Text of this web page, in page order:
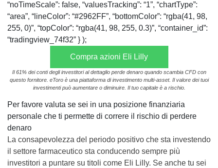
“noTimeScale”: false, “valuesTracking”: “1”, “chartType”:
“area”, “lineColor”: “#2962FF”, “bottomColor”: “rgba(41, 98,
255, 0)”, “topColor”: “rgba(41, 98, 255, 0.3)”, “container_id”:
“tradingview_74f32” } );
Compra azioni Eli Lilly
Il 61% dei conti degli investitori al dettaglio perde denaro quando scambia CFD con
questo fornitore. eToro è una piattaforma di investimento multi-asset. Il valore dei tuoi
investimenti può aumentare o diminuire. Il tuo capitale è a rischio.
Per favore valuta se sei in una posizione finanziaria
personale che ti permette di correre il rischio di perdere
denaro
La consapevolezza del periodo positivo che sta investendo
il settore farmaceutico sta conducendo sempre più
investitori a puntare su titoli come Eli Lilly. Se anche tu sei